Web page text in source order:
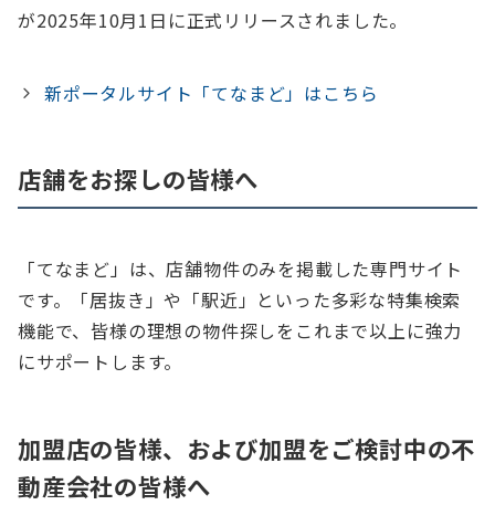
が2025年10月1日に正式リリースされました。
新ポータルサイト「てなまど」はこちら
店舗をお探しの皆様へ
「てなまど」は、店舗物件のみを掲載した専門サイト
です。「居抜き」や「駅近」といった多彩な特集検索
機能で、皆様の理想の物件探しをこれまで以上に強力
にサポートします。
加盟店の皆様、および加盟をご検討中の不
動産会社の皆様へ